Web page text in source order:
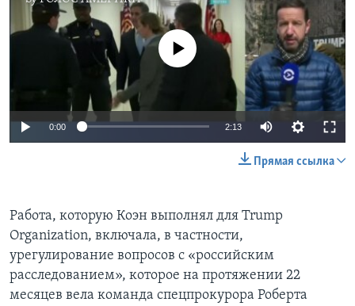
No media source currently available
0:00 2:13
Прямая ссылка
Работа, которую Коэн выполнял для Trump
Organization, включала, в частности,
урегулирование вопросов с «российским
расследованием», которое на протяжении 22
месяцев вела команда спецпрокурора Роберта